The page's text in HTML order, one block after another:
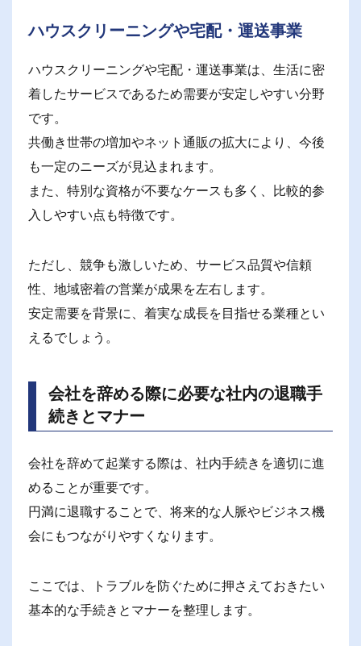
ハウスクリーニングや宅配・運送事業
ハウスクリーニングや宅配・運送事業は、生活に密
着したサービスであるため需要が安定しやすい分野
です。
共働き世帯の増加やネット通販の拡大により、今後
も一定のニーズが見込まれます。
また、特別な資格が不要なケースも多く、比較的参
入しやすい点も特徴です。
ただし、競争も激しいため、サービス品質や信頼
性、地域密着の営業が成果を左右します。
安定需要を背景に、着実な成長を目指せる業種とい
えるでしょう。
会社を辞める際に必要な社内の退職手
続きとマナー
会社を辞めて起業する際は、社内手続きを適切に進
めることが重要です。
円満に退職することで、将来的な人脈やビジネス機
会にもつながりやすくなります。
ここでは、トラブルを防ぐために押さえておきたい
基本的な手続きとマナーを整理します。